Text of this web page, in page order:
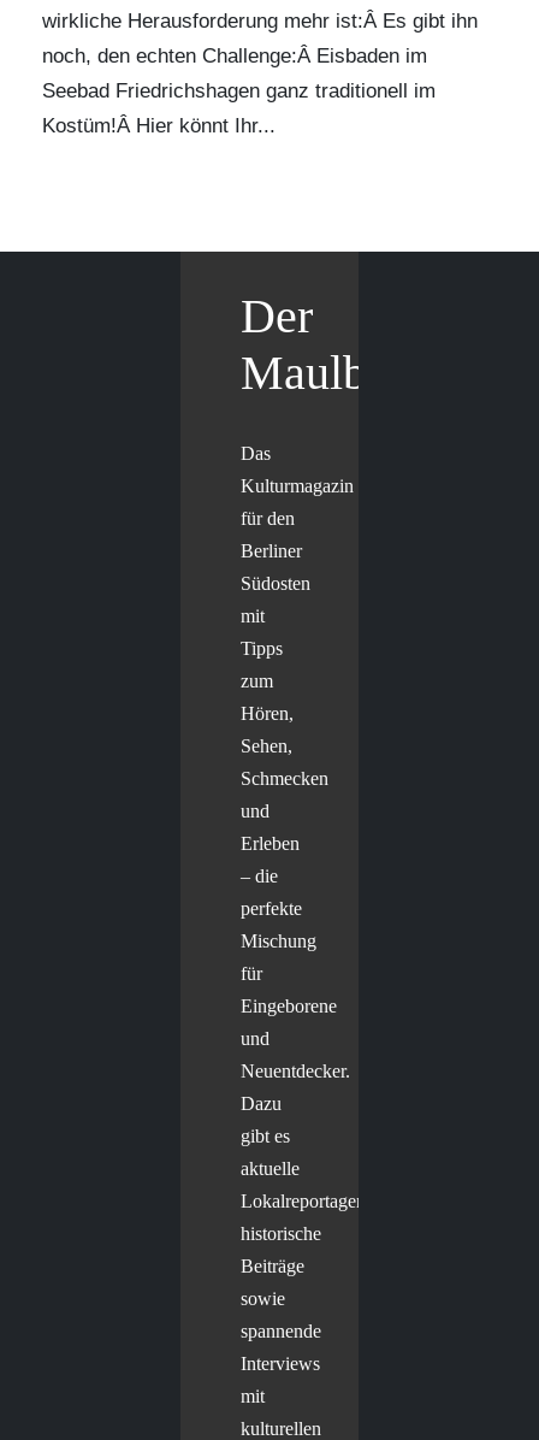
wirkliche Herausforderung mehr ist:Â Es gibt ihn
noch, den echten Challenge:Â Eisbaden im
Seebad Friedrichshagen ganz traditionell im
Kostüm!Â Hier könnt Ihr...
Der
Maulbär
Das
Kulturmagazin
für den
Berliner
Südosten
mit
Tipps
zum
Hören,
Sehen,
Schmecken
und
Erleben
– die
perfekte
Mischung
für
Eingeborene
und
Neuentdecker.
Dazu
gibt es
aktuelle
Lokalreportagen,
historische
Beiträge
sowie
spannende
Interviews
mit
kulturellen